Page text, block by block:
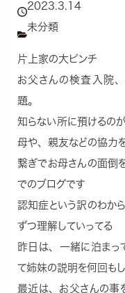
2023.3.14
未分類
片上家の大ピンチ
お父さんの検査入院
題。
知らない所に預けるの
母や、親友などの協力
繋ぎでお母さんの面倒
でのブログです
認知症という訳のわか
ずつ理解していってる
昨日は、一緒に泊まっ
て姉妹の説明を何回も
最近は、お父さんの事